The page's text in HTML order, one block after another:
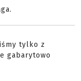
tylko z
gabarytowo